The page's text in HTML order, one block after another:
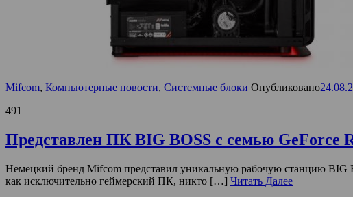
Mifcom, Компьютерные новости, Системные блоки Опубликовано
491
Представлен ПК BIG BOSS с семью GeForce
Немецкий бренд Mifcom представил уникальную рабочую станцию
как исключительно геймерский ПК, никто […] Читать Далее